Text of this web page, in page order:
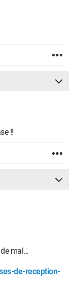
!!
mal...
de-reception-